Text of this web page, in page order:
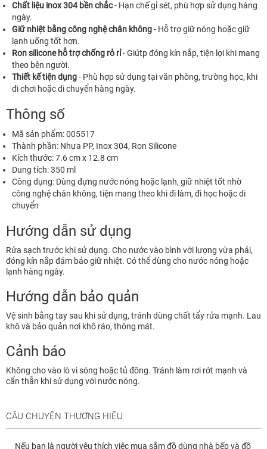
Chất liệu inox 304 bền chắc- Hạn chế gỉ sét, phù hợp sử dụng hàng
ngày.
Giữ nhiệt bằng công nghệ chân không- Hỗ trợ giữ nóng hoặc giữ
lạnh uống tốt hơn.
Ron silicone hỗ trợ chống rỏ rỉ- Giútp đóng kín nắp, tiện lợi khi mang
theo bên người.
Thiết kế tiện dụng- Phù hợp sử dụng tại văn phòng, trường học, khi
đi chơi hoặc di chuyển hàng ngày.
Thông số
Mã sản phẩm: 005517
Thành phần: Nhựa PP, Inox 304, Ron Silicone
Kích thước: 7.6 cm x 12.8 cm
Dung tích: 350 ml
Công dụng: Dùng đựng nước nóng hoặc lạnh, giữ nhiệt tốt nhờ
công nghệ chân không, tiện mang theo khi đi làm, đi học hoặc di
chuyển
Hướng dẫn sử dụng
Rửa sạch trước khi sử dụng. Cho nước vào bình với lượng vừa phải,
đóng kín nắp đảm bảo giữ nhiệt. Có thể dùng cho nước nóng hoặc
lạnh hàng ngày.
Hướng dẫn bảo quản
Vệ sinh bằng tay sau khi sử dụng, tránh dùng chất tẩy rửa mạnh. Lau
khô và bảo quản nơi khô ráo, thông mát.
Cảnh báo
Không cho vào lò vi sóng hoặc tủ đông. Tránh làm rơi rớt mạnh và
cẩn thẫn khi sử dụng với nước nóng.
CÂU CHUYỆN THƯƠNG HIỆU
Nếu bạn là người yêu thích việc mua sắm đồ dùng nhà bếp và đồ